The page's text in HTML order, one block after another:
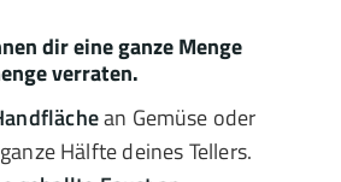
dir eine ganze Menge
verraten.
an Gemüse oder
Hälfte deines Tellers.